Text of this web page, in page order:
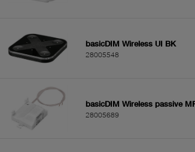
basicDIM Wireless UI BK
28005548
basicDIM Wireless passive
28005689